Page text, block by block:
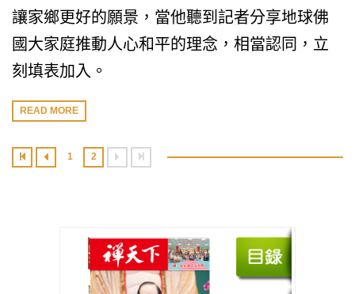
讓家鄉更好的願景，當他聽到記者分享地球佛
國大家庭推動人心和平的理念，相當認同，立
刻填表加入。
READ MORE
1 2